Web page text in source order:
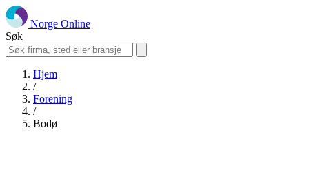
Norge Online
Søk
Hjem
/
Forening
/
Bodø